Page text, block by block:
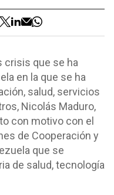
crisis que se ha
en la que se ha
salud, servicios
Nicolás Maduro,
con motivo con el
de Cooperación y
que se
de salud, tecnología